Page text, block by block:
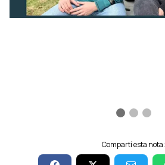
Compartí esta nota: